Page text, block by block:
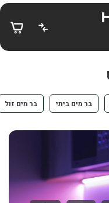
בר מים ביתי בר מים זול